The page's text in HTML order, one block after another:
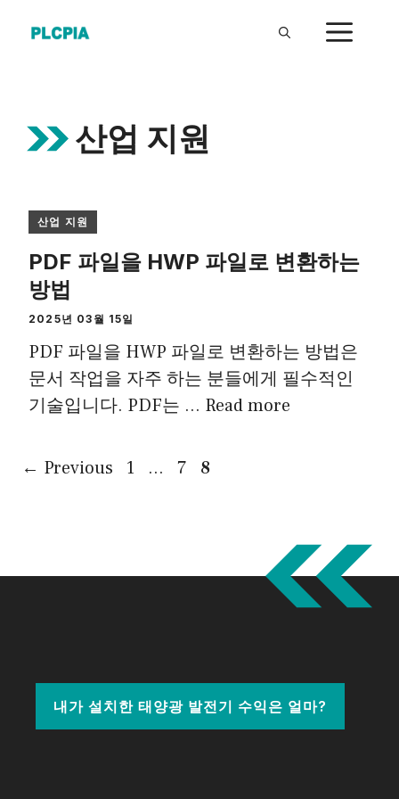
산업 지원
산업 지원
PDF 파일을 HWP 파일로 변환하는
방법
2025년 03월 15일
PDF 파일을 HWP 파일로 변환하는 방법은
문서 작업을 자주 하는 분들에게 필수적인
기술입니다. PDF는 … Read more
← Previous Page
1 … Page
7 Page
8
내가 설치한 태양광 발전기 수익은 얼마?